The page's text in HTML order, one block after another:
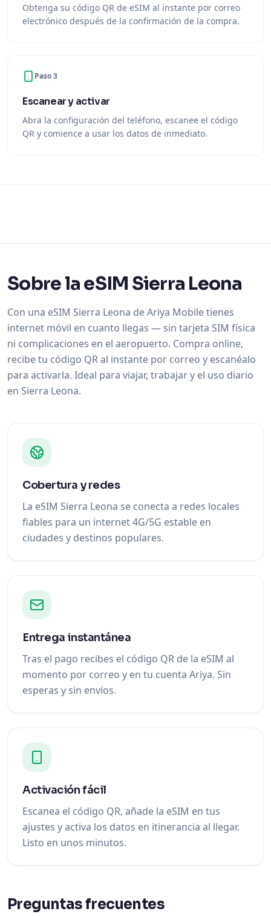
Obtenga su código QR de eSIM al instante por correo
electrónico después de la confirmación de la compra.
Paso 3
Escanear y activar
Abra la configuración del teléfono, escanee el código
QR y comience a usar los datos de inmediato.
Sobre la eSIM Sierra Leona
Con una eSIM Sierra Leona de Ariya Mobile tienes
internet móvil en cuanto llegas — sin tarjeta SIM física
ni complicaciones en el aeropuerto. Compra online,
recibe tu código QR al instante por correo y escanéalo
para activarla. Ideal para viajar, trabajar y el uso diario
en Sierra Leona.
Cobertura y redes
La eSIM Sierra Leona se conecta a redes locales
fiables para un internet 4G/5G estable en
ciudades y destinos populares.
Entrega instantánea
Tras el pago recibes el código QR de la eSIM al
momento por correo y en tu cuenta Ariya. Sin
esperas y sin envíos.
Activación fácil
Escanea el código QR, añade la eSIM en tus
ajustes y activa los datos en itinerancia al llegar.
Listo en unos minutos.
Preguntas frecuentes